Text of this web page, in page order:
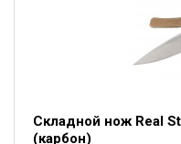
Складной нож Real
(карбон)